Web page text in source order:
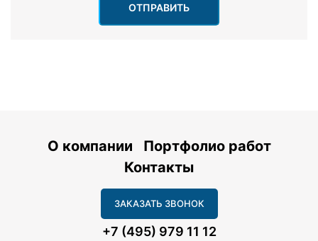
ОТПРАВИТЬ
О компании
Портфолио работ
Контакты
ЗАКАЗАТЬ ЗВОНОК
+7 (495) 979 11 12